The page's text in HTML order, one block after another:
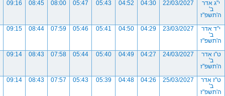
י"ג אדר
ב'
ה'תשפ"ז
22/03/2027
04:30
04:52
05:43
05:47
08:00
08:45
09:16
י"ד אדר
ב'
ה'תשפ"ז
23/03/2027
04:29
04:50
05:41
05:46
07:59
08:44
09:15
ט"ו אדר
ב'
ה'תשפ"ז
24/03/2027
04:27
04:49
05:40
05:44
07:58
08:43
09:14
ט"ז אדר
ב'
ה'תשפ"ז
25/03/2027
04:26
04:48
05:39
05:43
07:57
08:43
09:14